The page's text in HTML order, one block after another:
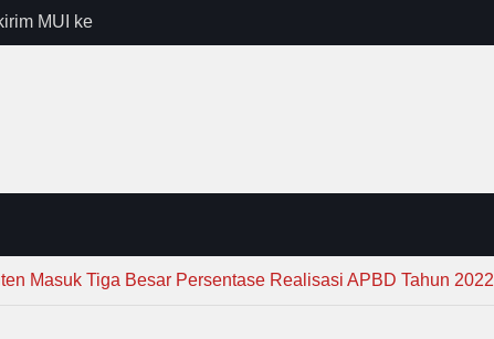
MUI ke
Masuk Tiga Besar Persentase Realisasi APBD Tahun 2022